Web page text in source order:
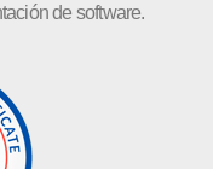
de software.